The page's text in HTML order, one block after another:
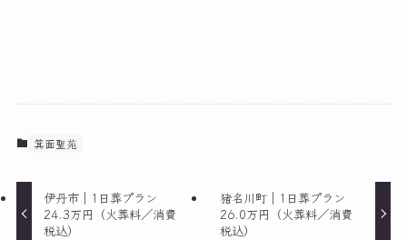
箕面聖苑
伊丹市｜1日葬プラン
24.3万円（火葬料／消費
税込）
猪名川町｜1日葬プラン
26.0万円（火葬料／消費
税込）